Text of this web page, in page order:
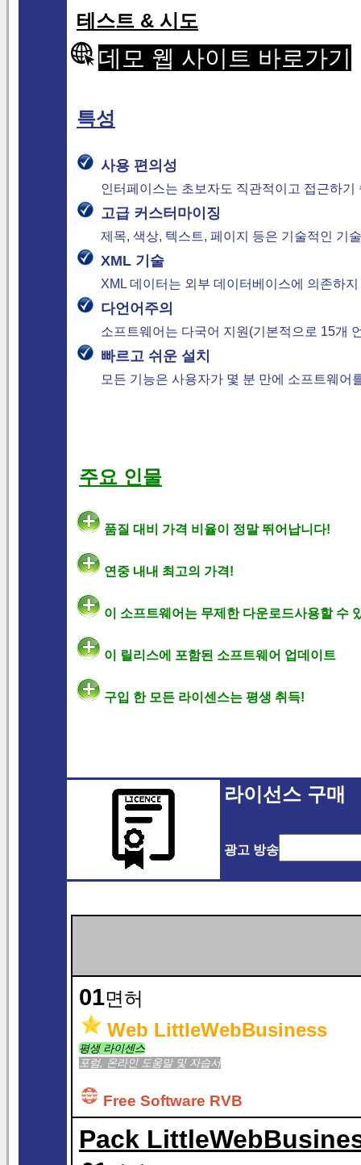
테스트 & 시도
데모 웹 사이트 바로가기
특성
사용 편의성
인터페이스는 초보자도 직관적이고 접근하기
고급 커스터마이징
제목, 색상, 텍스트, 페이지 등은 기술적인 기
XML 기술
XML 데이터는 외부 데이터베이스에 의존하
다언어주의
소프트웨어는 다국어 지원(기본적으로 15개
빠르고 쉬운 설치
모든 기능은 사용자가 몇 분 만에 소프트웨
주요 인물
품질 대비 가격 비율이 정말 뛰어납니다!
연중 내내 최고의 가격!
이 소프트웨어는 무제한 다운로드사용할 수
이 릴리스에 포함된 소프트웨어 업데이트
구입 한 모든 라이센스는 평생 취득!
라이선스 구매
광고 방송
01면허
Web LittleWebBusiness
평생 라이센스
포럼, 온라인 도움말 및 자습서
Free Software RVB
Pack